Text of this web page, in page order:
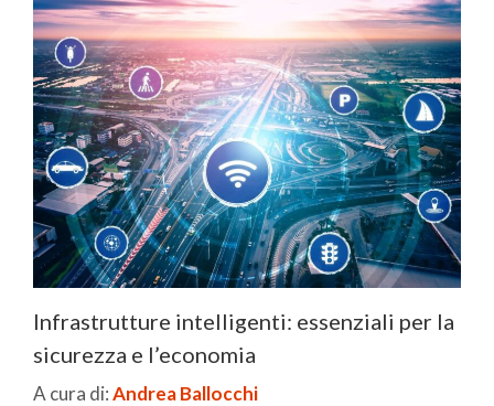
Infrastrutture intelligenti: essenziali per la
sicurezza e l’economia
A cura di:Andrea Ballocchi